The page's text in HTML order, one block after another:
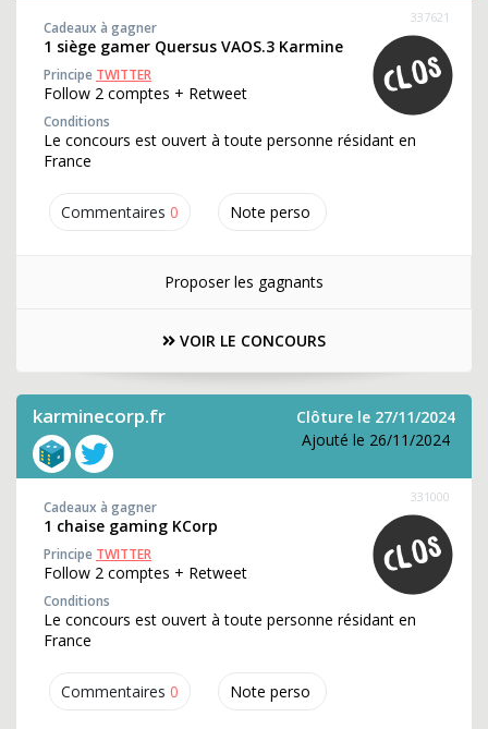
Commentaires 0 Note perso
337621
Cadeaux à gagner
1 siège gamer Quersus VAOS.3 Karmine
Principe TWITTER
Follow 2 comptes + Retweet
Conditions
Le concours est ouvert à toute personne résidant en
France
Proposer les gagnants
VOIR LE CONCOURS
karminecorp.fr
Clôture le 27/11/2024
Ajouté le 26/11/2024
Commentaires 0 Note perso
331000
Cadeaux à gagner
1 chaise gaming KCorp
Principe TWITTER
Follow 2 comptes + Retweet
Conditions
Le concours est ouvert à toute personne résidant en
France